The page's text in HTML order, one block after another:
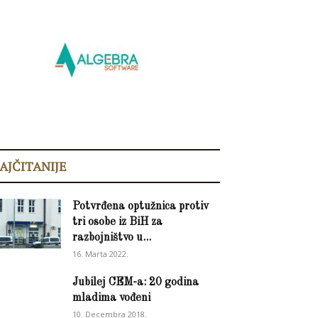
Potvrđena optužnica protiv
tri osobe iz BiH za
razbojništvo u...
16. Marta 2022.
Jubilej CEM-a: 20 godina
mladima vođeni
10. Decembra 2018.